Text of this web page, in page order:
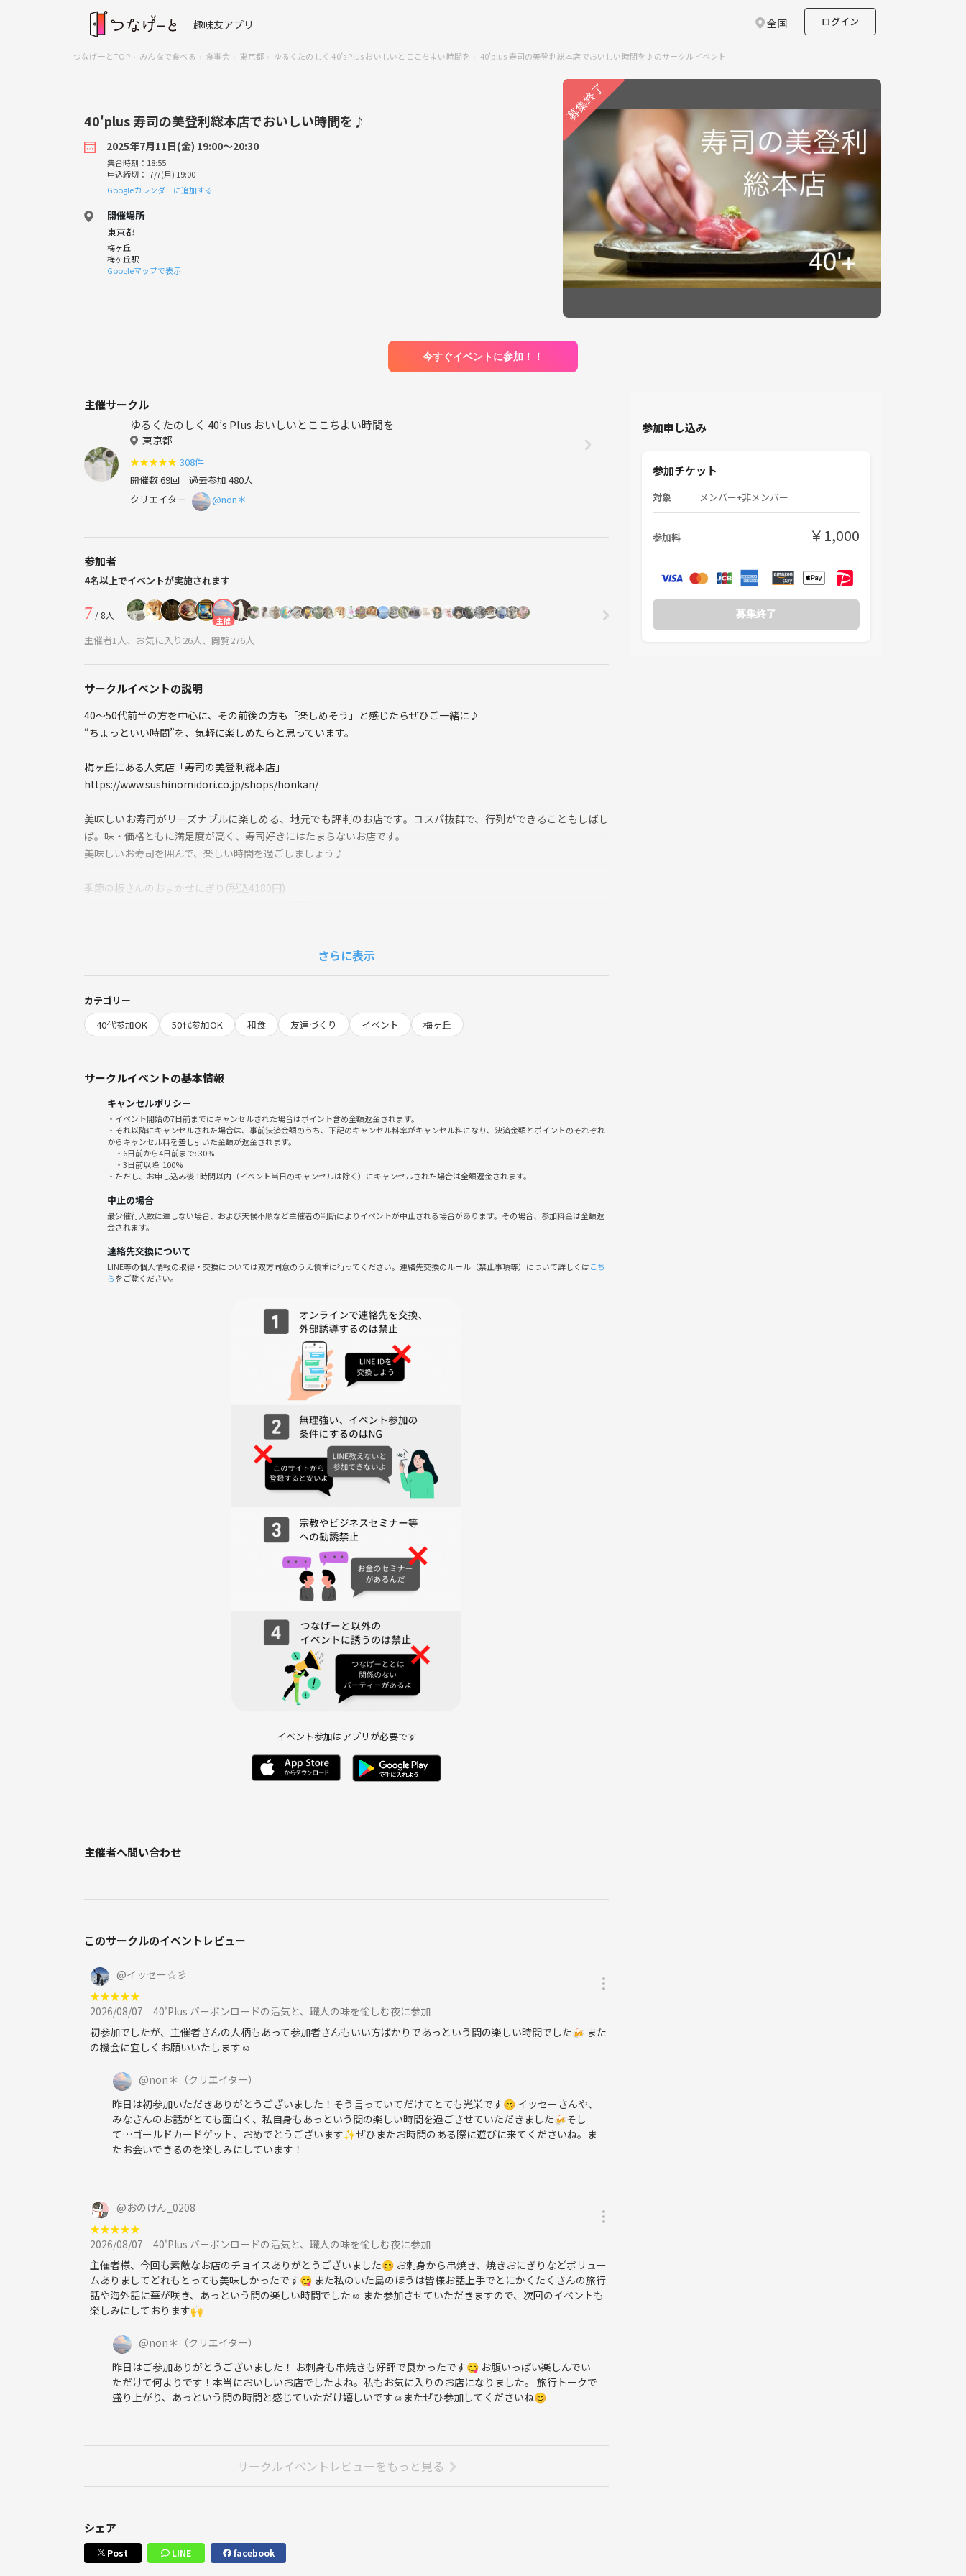
趣味友アプリ 全国 ログイン
つなげーとTOP みんなで食べる 食事会 東京都 ゆるくたのしく 40’s Plus おいしいとここちよい時間を 40'plus 寿司の美登利総本店でおいしい時間を♪のサークルイベント
40'plus 寿司の美登利総本店でおいしい時間を♪
2025年7月11日(金) 19:00〜20:30
集合時刻：18:55
申込締切： 7/7(月) 19:00
Googleカレンダーに追加する
開催場所
東京都
梅ヶ丘
梅ヶ丘駅
Googleマップで表示
今すぐイベントに参加！！
主催サークル
ゆるくたのしく 40’s Plus おいしいとここちよい時間を
東京都
★★★★★ 308件
開催数 69回 過去参加 480人
クリエイター
@non＊
参加者
4名以上でイベントが実施されます
7 / 8人 主催
主催者1人、お気に入り26人、閲覧276人
サークルイベントの説明
40〜50代前半の方を中心に、その前後の方も「楽しめそう」と感じたらぜひご一緒に♪
“ちょっといい時間”を、気軽に楽しめたらと思っています。
梅ヶ丘にある人気店「寿司の美登利総本店」
https://www.sushinomidori.co.jp/shops/honkan/
美味しいお寿司がリーズナブルに楽しめる、地元でも評判のお店です。コスパ抜群で、行列ができることもしばし
ば。味・価格ともに満足度が高く、寿司好きにはたまらないお店です。
美味しいお寿司を囲んで、楽しい時間を過ごしましょう♪
季節の板さんのおまかせにぎり(税込4180円)
た、こちらの1人前セットとなります。お飲み物を頼む場合は、別途お支払いください。
め、待ち時間が発生する可能性や、あまりないとは思いますが、場合によっては席が離れてしまうこともあります。
その点もご了承いただければと思います。
一人でも楽しいけれど、誰かとならもっと素敵かも。
◎参加にあたってのお願い
以下の行為はご遠慮ください。
・営業・宗教・ネットワークビジネスなどの 勧誘行為
・ナンパや恋愛目的での参加
・しつこい連絡、セクハラなど、他の方が不快に感じる言動
・泥酔や周囲に迷惑をかける行為
◎キャンセル料金
・3日前から開始24時間前までの場合キャンセル料金50％
・開始24時間前以降のキャンセルについて
さらに表示
カテゴリー
40代参加OK
50代参加OK 和食 友達づくり イベント 梅ヶ丘
サークルイベントの基本情報
キャンセルポリシー
・イベント開始の7日前までにキャンセルされた場合はポイント含め全額返金されます。
・それ以降にキャンセルされた場合は、事前決済金額のうち、下記のキャンセル料率がキャンセル料になり、決済金額とポイントのそれぞれ
からキャンセル料を差し引いた金額が返金されます。
・6日前から4日前まで: 30%
・3日前以降: 100%
・ただし、お申し込み後 1時間以内（イベント当日のキャンセルは除く）にキャンセルされた場合は全額返金されます。
中止の場合
最少催行人数に達しない場合、および天候不順など主催者の判断によりイベントが中止される場合があります。その場合、参加料金は全額返
金されます。
連絡先交換について
LINE等の個人情報の取得・交換については双方同意のうえ慎重に行ってください。連絡先交換のルール（禁止事項等）について詳しくはこち
らをご覧ください。
イベント参加はアプリが必要です
主催者へ問い合わせ
このサークルのイベントレビュー
@イッセー☆彡
★★★★★
2026/08/07
40'Plus バーボンロードの活気と、職人の味を愉しむ夜に参加
初参加でしたが、主催者さんの人柄もあって参加者さんもいい方ばかりであっという間の楽しい時間でした🍻 また
の機会に宜しくお願いいたします☺️
@non＊ （クリエイター）
昨日は初参加いただきありがとうございました！そう言っていてだけてとても光栄です😊 イッセーさんや、
みなさんのお話がとても面白く、私自身もあっという間の楽しい時間を過ごさせていただきました🍻そし
て…ゴールドカードゲット、おめでとうございます✨ぜひまたお時間のある際に遊びに来てくださいね。ま
たお会いできるのを楽しみにしています！
@おのけん_0208
★★★★★
2026/08/07
40'Plus バーボンロードの活気と、職人の味を愉しむ夜に参加
主催者様、今回も素敵なお店のチョイスありがとうございました😊 お刺身から串焼き、焼きおにぎりなどボリュー
ムありましてどれもとっても美味しかったです😋 また私のいた島のほうは皆様お話上手でとにかくたくさんの旅行
話や海外話に華が咲き、あっという間の楽しい時間でした☺️ また参加させていただきますので、次回のイベントも
楽しみにしております🙌
@non＊ （クリエイター）
昨日はご参加ありがとうございました！ お刺身も串焼きも好評で良かったです😋 お腹いっぱい楽しんでい
ただけて何よりです！本当においしいお店でしたよね。私もお気に入りのお店になりました。 旅行トークで
盛り上がり、あっという間の時間と感じていただけ嬉しいです☺️またぜひ参加してくださいね😊
サークルイベントレビューをもっと見る
シェア
Post LINE facebook
参加申し込み
参加チケット
対象 メンバー+非メンバー
参加料 ￥1,000
募集終了